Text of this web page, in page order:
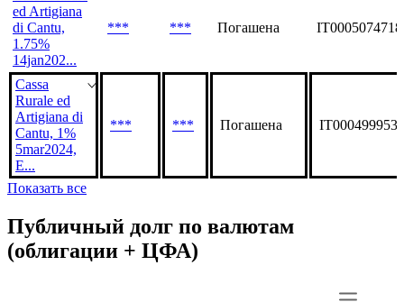
ed Artigiana
di Cantu,
1.75%
14jan202...
*** *** Погашена IT0005074718
Cassa
Rurale ed
Artigiana di
Cantu, 1%
5mar2024,
E...
*** *** Погашена IT0004999535
Показать все
Публичный долг по валютам
(облигации + ЦФА)